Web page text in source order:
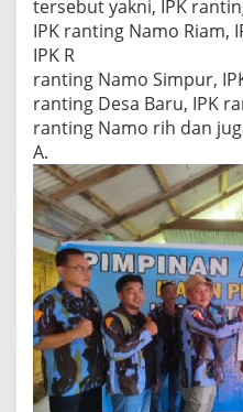
i
r
k
a
n
P
n
c
a
r
B
a
t
u
tersebut yakni, IPK
IPK ranting Namo Riam,
IPK R
ranting Namo Simpur,
ranting Desa Baru, IPK
ranting Namo rih dan
A.